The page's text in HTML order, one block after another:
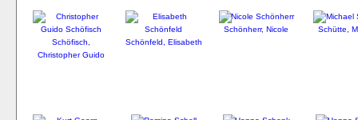
Schöfisch,
Christopher Guido
Schönfeld, Elisabeth
Schönherr, Nicole Schütte,